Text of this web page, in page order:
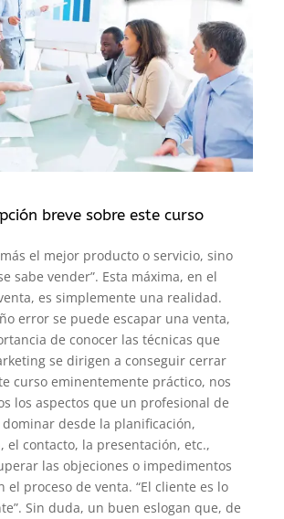
breve sobre este curso
el mejor producto o servicio, sino
sabe vender”. Esta máxima, en el
es simplemente una realidad.
error se puede escapar una venta,
de conocer las técnicas que
se dirigen a conseguir cerrar
curso eminentemente práctico, nos
los aspectos que un profesional de
desde la planificación,
el contacto, la presentación, etc.,
las objeciones o impedimentos
el proceso de venta. “El cliente es lo
Sin duda, un buen eslogan que, de